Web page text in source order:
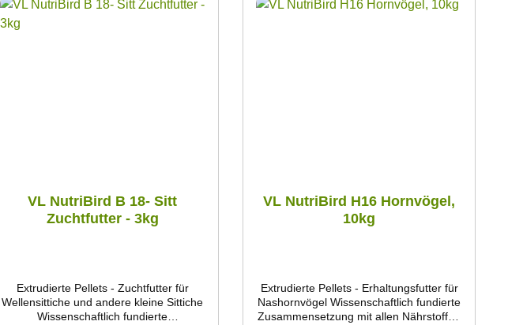
VL NutriBird B 18- Sitt
Zuchtfutter - 3kg
Extrudierte Pellets - Zuchtfutter für
Wellensittiche und andere kleine Sittiche
Wissenschaftlich fundierte
VL NutriBird H16 Hornvögel,
10kg
Extrudierte Pellets - Erhaltungsfutter für
Nashornvögel Wissenschaftlich fundierte
Zusammensetzung mit allen Nährstoffen